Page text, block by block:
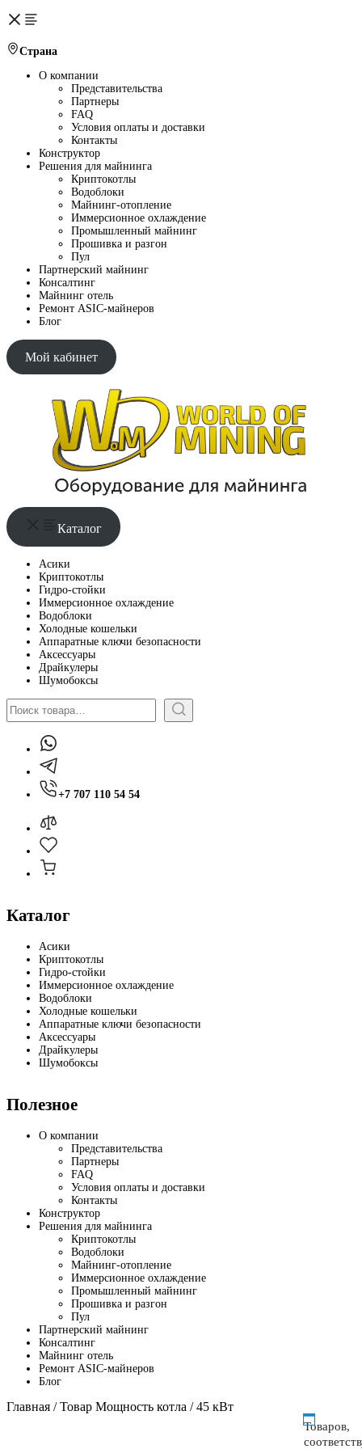
Страна
О компании
Представительства
Партнеры
FAQ
Условия оплаты и доставки
Контакты
Конструктор
Решения для майнинга
Криптокотлы
Водоблоки
Майнинг-отопление
Иммерсионное охлаждение
Промышленный майнинг
Прошивка и разгон
Пул
Партнерский майнинг
Консалтинг
Майнинг отель
Ремонт ASIC-майнеров
Блог
Мой кабинет
Каталог
Асики
Криптокотлы
Гидро-стойки
Иммерсионное охлаждение
Водоблоки
Холодные кошельки
Аппаратные ключи безопасности
Аксессуары
Драйкулеры
Шумобоксы
Поиск
+7 707 110 54 54
Каталог
Асики
Криптокотлы
Гидро-стойки
Иммерсионное охлаждение
Водоблоки
Холодные кошельки
Аппаратные ключи безопасности
Аксессуары
Драйкулеры
Шумобоксы
Полезное
О компании
Представительства
Партнеры
FAQ
Условия оплаты и доставки
Контакты
Конструктор
Решения для майнинга
Криптокотлы
Водоблоки
Майнинг-отопление
Иммерсионное охлаждение
Промышленный майнинг
Прошивка и разгон
Пул
Партнерский майнинг
Консалтинг
Майнинг отель
Ремонт ASIC-майнеров
Блог
Главная / Товар Мощность котла / 45 кВт
Товаров,